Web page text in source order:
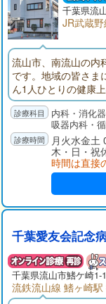
千葉県流
JR武蔵
流山市、南流山の内
です。地域の皆さま
ん1人ひとりの健康
だいたうえで治療を
な説明を心がけてお
検査（胃カメラ）と
鏡）を行っておりま
内科・消化
吸器内科・
月火水金
木・日・
時間は直接
千葉愛友会記念
千葉県流山市鰭ケ崎1-1
流鉄流山線 鰭ヶ崎